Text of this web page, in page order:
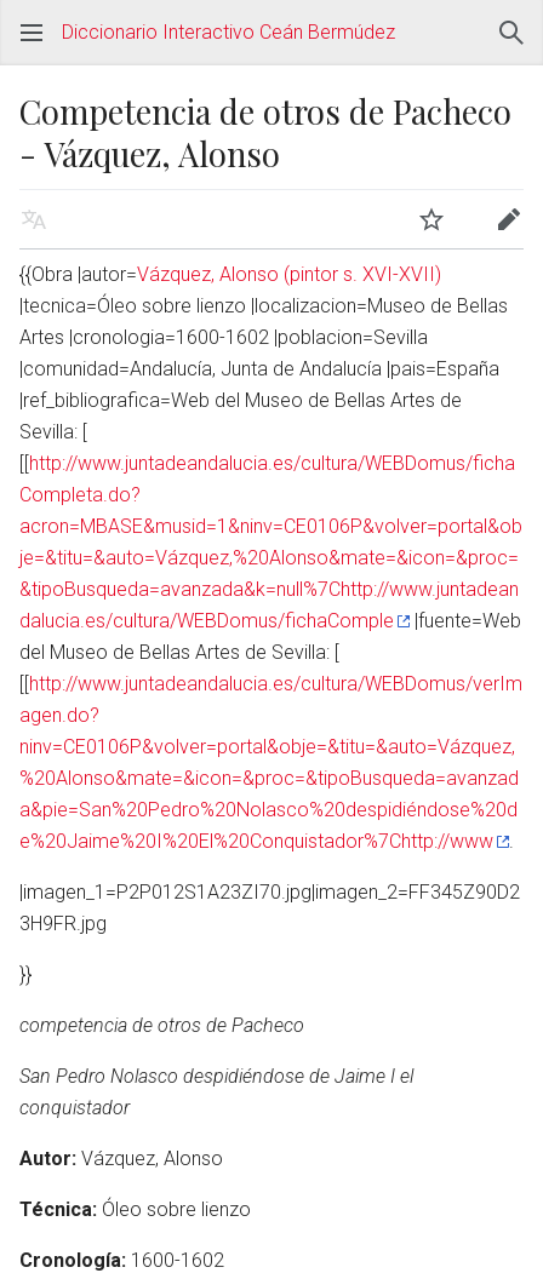
Abrir menú principal
Diccionario Interactivo Ceán Bermúdez
Competencia de otros de Pacheco
- Vázquez, Alonso
Leer Vigilar
{{Obra |autor=Vázquez, Alonso (pintor s. XVI-XVII)
|tecnica=Óleo sobre lienzo |localizacion=Museo de Bellas
Artes |cronologia=1600-1602 |poblacion=Sevilla
|comunidad=Andalucía, Junta de Andalucía |pais=España
|ref_bibliografica=Web del Museo de Bellas Artes de
Sevilla: [
[[http://www.juntadeandalucia.es/cultura/WEBDomus/ficha
Completa.do?
acron=MBASE&musid=1&ninv=CE0106P&volver=portal&ob
je=&titu=&auto=Vázquez,%20Alonso&mate=&icon=&proc=
&tipoBusqueda=avanzada&k=null%7Chttp://www.juntadean
dalucia.es/cultura/WEBDomus/fichaComple
|fuente=Web
del Museo de Bellas Artes de Sevilla: [
[[http://www.juntadeandalucia.es/cultura/WEBDomus/verIm
agen.do?
ninv=CE0106P&volver=portal&obje=&titu=&auto=Vázquez,
%20Alonso&mate=&icon=&proc=&tipoBusqueda=avanzad
a&pie=San%20Pedro%20Nolasco%20despidiéndose%20d
e%20Jaime%20I%20El%20Conquistador%7Chttp://www
.
|imagen_1=P2P012S1A23ZI70.jpg|imagen_2=FF345Z90D2
3H9FR.jpg
}}
competencia de otros de Pacheco
San Pedro Nolasco despidiéndose de Jaime I el
conquistador
Autor: Vázquez, Alonso
Técnica: Óleo sobre lienzo
Cronología: 1600-1602